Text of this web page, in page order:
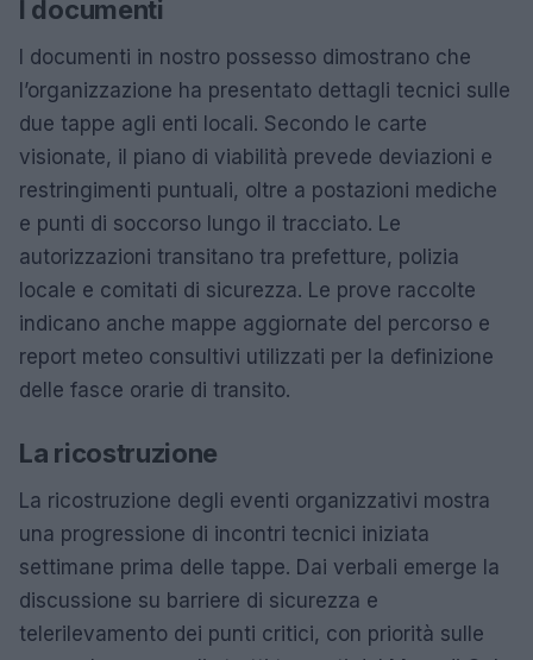
I documenti
I documenti in nostro possesso dimostrano che
l’organizzazione ha presentato dettagli tecnici sulle
due tappe agli enti locali. Secondo le carte
visionate, il piano di viabilità prevede deviazioni e
restringimenti puntuali, oltre a postazioni mediche
e punti di soccorso lungo il tracciato. Le
autorizzazioni transitano tra prefetture, polizia
locale e comitati di sicurezza. Le prove raccolte
indicano anche mappe aggiornate del percorso e
report meteo consultivi utilizzati per la definizione
delle fasce orarie di transito.
La ricostruzione
La ricostruzione degli eventi organizzativi mostra
una progressione di incontri tecnici iniziata
settimane prima delle tappe. Dai verbali emerge la
discussione su barriere di sicurezza e
telerilevamento dei punti critici, con priorità sulle